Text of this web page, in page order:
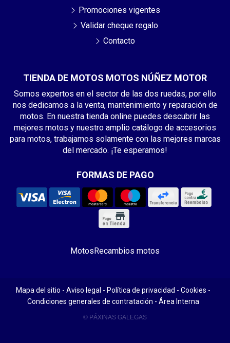
TIENDA DE MOTOS MOTOS NÚÑEZ MOTOR
Somos expertos en el sector de las dos ruedas, por ello
nos dedicamos a la venta, mantenimiento y reparación de
motos. En nuestra tienda online puedes descubrir las
mejores motos y nuestro amplio catálogo de accesorios
para motos, trabajamos solamente con las mejores marcas
del mercado. ¡Te esperamos!
FORMAS DE PAGO
Promociones vigentes
Validar cheque regalo
Contacto
MotosRecambios motos
Mapa del sitio - Aviso legal - Política de privacidad - Cookies -
Condiciones generales de contratación - Área Interna
© PÁXINAS GALEGAS